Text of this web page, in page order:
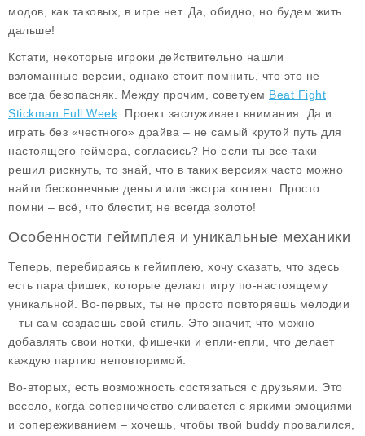
модов, как таковых, в игре нет. Да, обидно, но будем жить
дальше!
Кстати, некоторые игроки действительно нашли
взломанные версии, однако стоит помнить, что это не
всегда безопасняк. Между прочим, советуем Beat Fight
Stickman Full Week . Проект заслуживает внимания. Да и
играть без «честного» драйва – не самый крутой путь для
настоящего геймера, согласись? Но если ты все-таки
решил рискнуть, то знай, что в таких версиях часто можно
найти бесконечные деньги или экстра контент. Просто
помни – всё, что блестит, не всегда золото!
Особенности геймплея и уникальные механики
Теперь, перебираясь к геймплею, хочу сказать, что здесь
есть пара фишек, которые делают игру по-настоящему
уникальной. Во-первых, ты не просто повторяешь мелодии
– ты сам создаешь свой стиль. Это значит, что можно
добавлять свои нотки, фишечки и епли-епли, что делает
каждую партию неповторимой.
Во-вторых, есть возможность состязаться с друзьями. Это
весело, когда соперничество сливается с яркими эмоциями
и сопереживанием – хочешь, чтобы твой buddy провалился,